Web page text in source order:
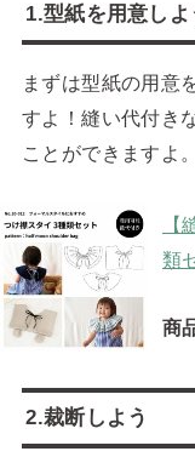
1.型紙を用意しよ
まずは型紙の用意
すよ！縫い代付き
ことができますよ。
類
商
2.裁断しよう